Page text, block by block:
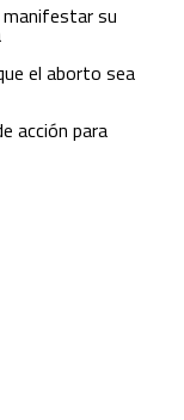
manifestar su
el aborto sea
acción para